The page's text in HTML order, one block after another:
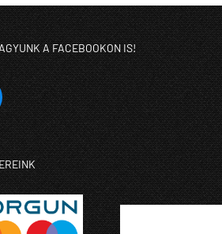
A FACEBOOKON IS!